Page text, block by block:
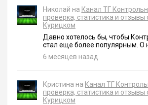
Николай на Канал ТГ
проверка, статистика и отзывы
Курицком
Давно хотелось бы, чтобы
стал еще более популярным. О
6 месяцев назад
Кристина на Канал ТГ
проверка, статистика и отзывы
Курицком